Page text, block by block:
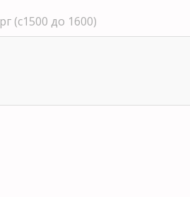
(с1500 до 1600)